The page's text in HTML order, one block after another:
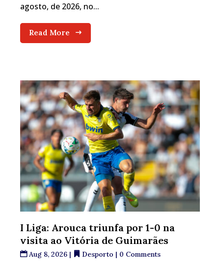
agosto, de 2026, no...
Read More
I Liga: Arouca triunfa por 1-0 na
visita ao Vitória de Guimarães
Aug 8, 2026 | Desporto | 0 Comments